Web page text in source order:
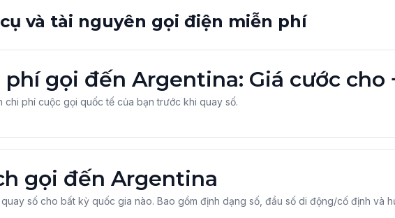
và tài nguyên gọi điện miễn phí
phí gọi đến Argentina: Giá cước cho
chi phí cuộc gọi quốc tế của bạn trước khi quay số.
gọi đến Argentina
quay số cho bất kỳ quốc gia nào. Bao gồm định dạng số, đầu số di động/cố định và